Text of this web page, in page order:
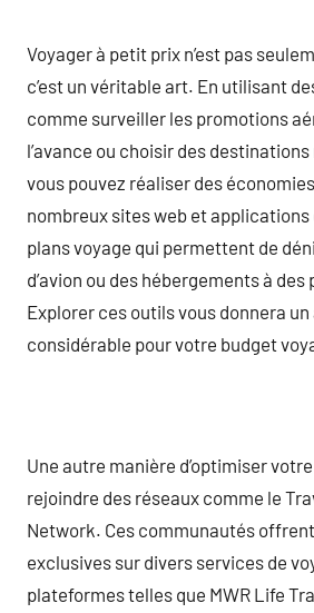
Voyager à petit prix n’est pas
c’est un véritable art. En utilisant
comme surveiller les promotions
l’avance ou choisir des
vous pouvez réaliser des
nombreux sites web et
plans voyage qui permettent de
d’avion ou des hébergements à
Explorer ces outils vous donnera
considérable pour votre budget
Une autre manière d’optimiser
rejoindre des réseaux comme le
Network. Ces communautés
exclusives sur divers services de
plateformes telles que MWR Life